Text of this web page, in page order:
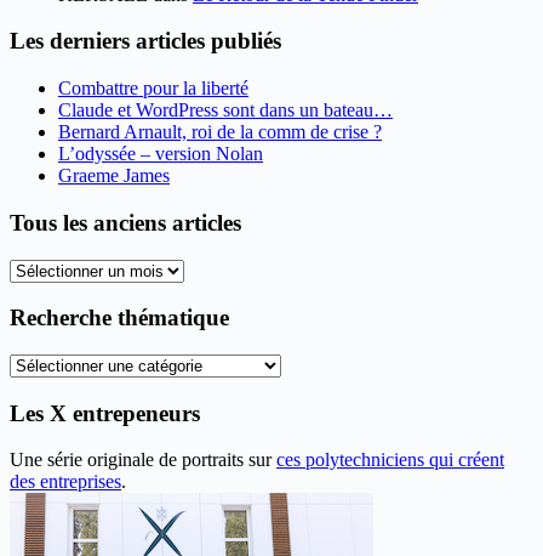
Les derniers articles publiés
Combattre pour la liberté
Claude et WordPress sont dans un bateau…
Bernard Arnault, roi de la comm de crise ?
L’odyssée – version Nolan
Graeme James
Tous les anciens articles
Tous
anciens
Recherche thématique
Recherche
Les X entrepeneurs
Une série originale de portraits surces polytechniciens qui créent
des entreprises.